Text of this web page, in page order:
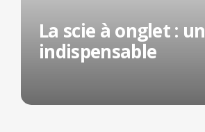
La scie à onglet : un
indispensable